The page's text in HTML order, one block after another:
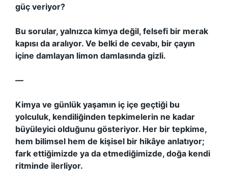
güç veriyor?
Bu sorular, yalnızca kimya değil, felsefi bir merak
kapısı da aralıyor. Ve belki de cevabı, bir çayın
içine damlayan limon damlasında gizli.
—
Kimya ve günlük yaşamın iç içe geçtiği bu
yolculuk, kendiliğinden tepkimelerin ne kadar
büyüleyici olduğunu gösteriyor. Her bir tepkime,
hem bilimsel hem de kişisel bir hikâye anlatıyor;
fark ettiğimizde ya da etmediğimizde, doğa kendi
ritminde ilerliyor.